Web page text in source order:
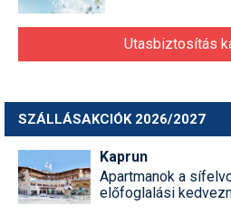
Utasbiztosítás
SZÁLLÁSAKCIÓK 2026/2027
Kaprun
Apartmanok a
előfoglalási